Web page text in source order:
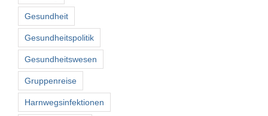
Gesundheit
Gesundheitspolitik
Gesundheitswesen
Gruppenreise
Harnwegsinfektionen